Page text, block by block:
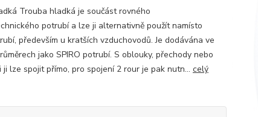
Trouba hladká je součást rovného
potrubí a lze ji alternativně použít namísto
především u kratších vzduchovodů. Je dodávána ve
jako SPIRO potrubí. S oblouky, přechody nebo
ji lze spojit přímo, pro spojení 2 rour je pak nutn... celý